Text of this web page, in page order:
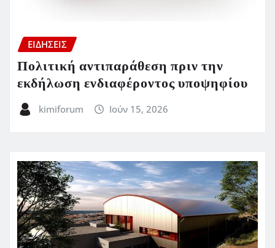
ΕΙΔΗΣΕΙΣ
Πολιτική αντιπαράθεση πριν την
εκδήλωση ενδιαφέροντος υποψηφίου
kimiforum Ιούν 15, 2026